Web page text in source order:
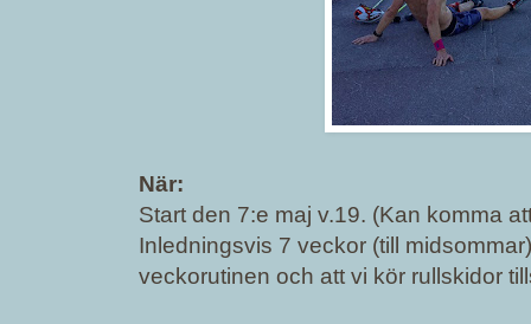
När:
Start den 7:e maj v.19. (Kan komma
Inledningsvis 7 veckor (till
veckorutinen och att vi kör rullskidor